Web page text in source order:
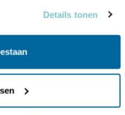
Details tonen